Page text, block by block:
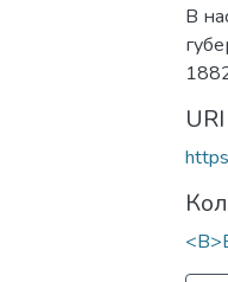
В
URI